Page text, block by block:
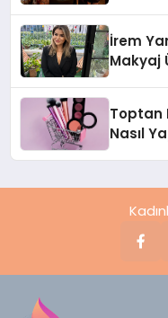
İrem
Makyaj
Toptan
Nasıl